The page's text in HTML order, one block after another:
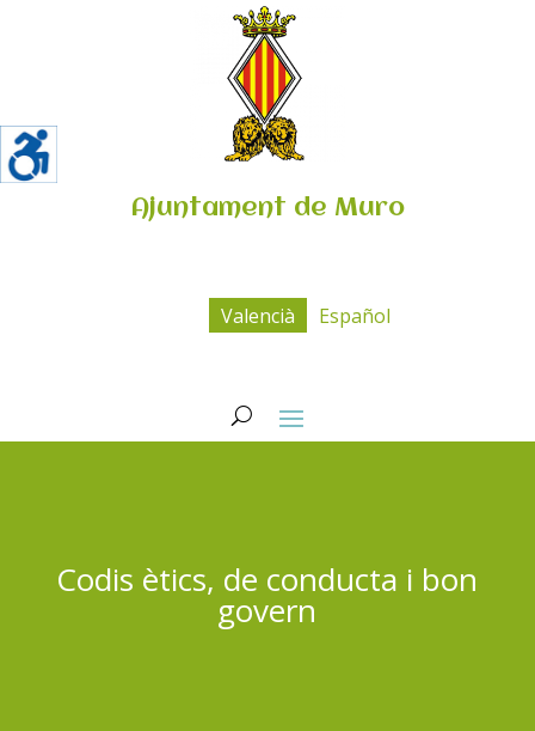
Ajuntament de Muro
Valencià Español
Codis ètics, de conducta i bon
govern